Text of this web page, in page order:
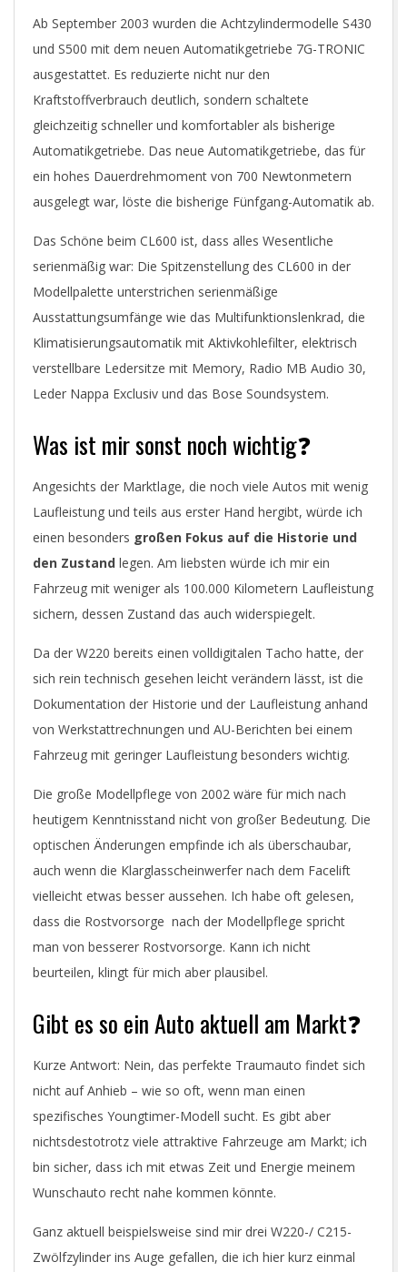
Ab September 2003 wurden die Achtzylindermodelle S430
und S500 mit dem neuen Automatikgetriebe 7G-TRONIC
ausgestattet. Es reduzierte nicht nur den
Kraftstoffverbrauch deutlich, sondern schaltete
gleichzeitig schneller und komfortabler als bisherige
Automatikgetriebe. Das neue Automatikgetriebe, das für
ein hohes Dauerdrehmoment von 700 Newtonmetern
ausgelegt war, löste die bisherige Fünfgang-Automatik ab.
Das Schöne beim CL600 ist, dass alles Wesentliche
serienmäßig war: Die Spitzenstellung des CL600 in der
Modellpalette unterstrichen serienmäßige
Ausstattungsumfänge wie das Multifunktionslenkrad, die
Klimatisierungsautomatik mit Aktivkohlefilter, elektrisch
verstellbare Ledersitze mit Memory, Radio MB Audio 30,
Leder Nappa Exclusiv und das Bose Soundsystem.
Was ist mir sonst noch wichtig❓
Angesichts der Marktlage, die noch viele Autos mit wenig
Laufleistung und teils aus erster Hand hergibt, würde ich
einen besonders großen Fokus auf die Historie und
den Zustand legen. Am liebsten würde ich mir ein
Fahrzeug mit weniger als 100.000 Kilometern Laufleistung
sichern, dessen Zustand das auch widerspiegelt.
Da der W220 bereits einen volldigitalen Tacho hatte, der
sich rein technisch gesehen leicht verändern lässt, ist die
Dokumentation der Historie und der Laufleistung anhand
von Werkstattrechnungen und AU-Berichten bei einem
Fahrzeug mit geringer Laufleistung besonders wichtig.
Die große Modellpflege von 2002 wäre für mich nach
heutigem Kenntnisstand nicht von großer Bedeutung. Die
optischen Änderungen empfinde ich als überschaubar,
auch wenn die Klarglasscheinwerfer nach dem Facelift
vielleicht etwas besser aussehen. Ich habe oft gelesen,
dass die Rostvorsorge nach der Modellpflege spricht
man von besserer Rostvorsorge. Kann ich nicht
beurteilen, klingt für mich aber plausibel.
Gibt es so ein Auto aktuell am Markt❓
Kurze Antwort: Nein, das perfekte Traumauto findet sich
nicht auf Anhieb – wie so oft, wenn man einen
spezifisches Youngtimer-Modell sucht. Es gibt aber
nichtsdestotrotz viele attraktive Fahrzeuge am Markt; ich
bin sicher, dass ich mit etwas Zeit und Energie meinem
Wunschauto recht nahe kommen könnte.
Ganz aktuell beispielsweise sind mir drei W220-/ C215-
Zwölfzylinder ins Auge gefallen, die ich hier kurz einmal